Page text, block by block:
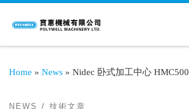
Home » News » Nidec 卧式加工中心 HMC500
NEWS 技術文章